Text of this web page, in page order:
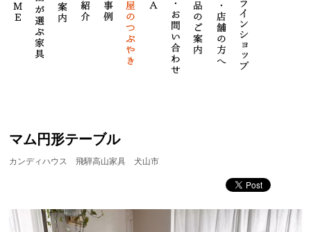
マム円形テーブル
カンディハウス 飛騨高山家具 犬山市